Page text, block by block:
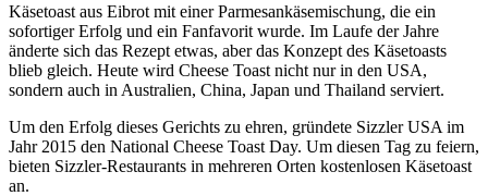
Käsetoast aus Eibrot mit einer Parmesankäsemischung, die ein
sofortiger Erfolg und ein Fanfavorit wurde. Im Laufe der Jahre
änderte sich das Rezept etwas, aber das Konzept des Käsetoasts
blieb gleich. Heute wird Cheese Toast nicht nur in den USA,
sondern auch in Australien, China, Japan und Thailand serviert.
Um den Erfolg dieses Gerichts zu ehren, gründete Sizzler USA im
Jahr 2015 den National Cheese Toast Day. Um diesen Tag zu feiern,
bieten Sizzler-Restaurants in mehreren Orten kostenlosen Käsetoast
an.